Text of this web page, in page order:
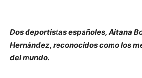
Dos deportistas españoles, Aitana
Hernández, reconocidos como los
del mundo.